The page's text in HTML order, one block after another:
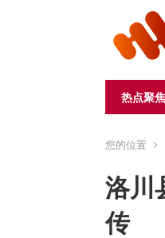
热点聚焦
您的位置
洛川
传